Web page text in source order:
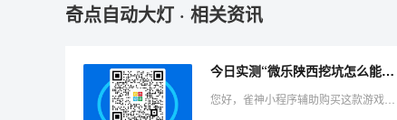
奇点自动大灯 · 相关资讯
今日实测“微乐陕西挖坑怎么能拿到好牌”（助赢神器购买）-哔哩哔哩